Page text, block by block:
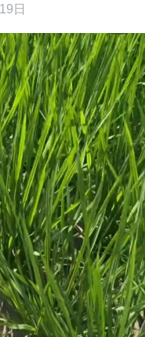
日